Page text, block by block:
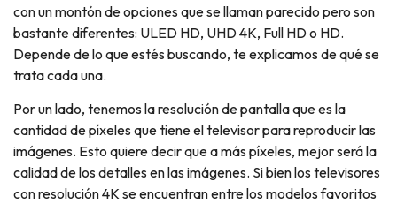
con un montón de opciones que se llaman parecido pero son
bastante diferentes: ULED HD, UHD 4K, Full HD o HD.
Depende de lo que estés buscando, te explicamos de qué se
trata cada una.
Por un lado, tenemos la resolución de pantalla que es la
cantidad de píxeles que tiene el televisor para reproducir las
imágenes. Esto quiere decir que a más píxeles, mejor será la
calidad de los detalles en las imágenes. Si bien los televisores
con resolución 4K se encuentran entre los modelos favoritos